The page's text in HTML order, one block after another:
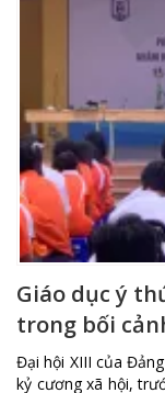
Giáo dục ý
trong bối
Đại hội XIII của
kỷ cương xã hội,